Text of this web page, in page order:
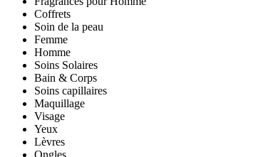
Coffrets
Soin de la peau
Femme
Homme
Soins Solaires
Bain & Corps
Soins capillaires
Maquillage
Visage
Yeux
Lèvres
Ongles